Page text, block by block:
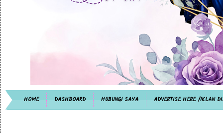
HOME DASHBOARD HUBUNGI SAYA ADVERTISE HERE /IKLAN